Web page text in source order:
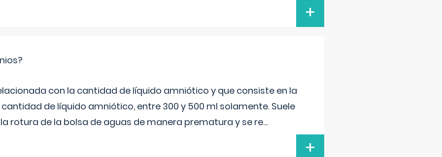
+
con la cantidad de líquido amniótico y que consiste en la
de líquido amniótico, entre 300 y 500 ml solamente. Suele
rotura de la bolsa de aguas de manera prematura y se re...
+